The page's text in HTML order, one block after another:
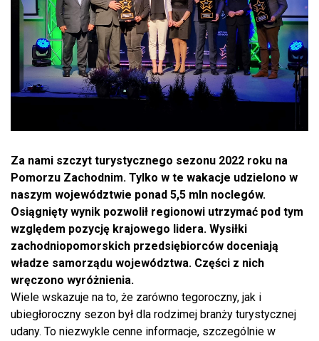
Za nami szczyt turystycznego sezonu 2022 roku na
Pomorzu Zachodnim. Tylko w te wakacje udzielono w
naszym województwie ponad 5,5 mln noclegów.
Osiągnięty wynik pozwolił regionowi utrzymać pod tym
względem pozycję krajowego lidera. Wysiłki
zachodniopomorskich przedsiębiorców doceniają
władze samorządu województwa. Części z nich
wręczono wyróżnienia.
Wiele wskazuje na to, że zarówno tegoroczny, jak i
ubiegłoroczny sezon był dla rodzimej branży turystycznej
udany. To niezwykle cenne informacje, szczególnie w